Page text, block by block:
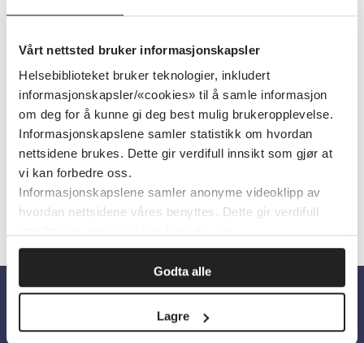
Vårt nettsted bruker informasjonskapsler
Helsebiblioteket bruker teknologier, inkludert
informasjonskapsler/«cookies» til å samle informasjon
om deg for å kunne gi deg best mulig brukeropplevelse.
Informasjonskapslene samler statistikk om hvordan
nettsidene brukes. Dette gir verdifull innsikt som gjør at
vi kan forbedre oss.
Informasjonskapslene samler anonyme videoklipp av
hvordan nettsidene våres benyttes. Dette gir verdifull
Godta alle
Lagre
Sist faglig oppdatert:02.10.2018
Tema:Etikk
Emner:Etikk
Utgiver:Fagforbundet
Språk:Norsk